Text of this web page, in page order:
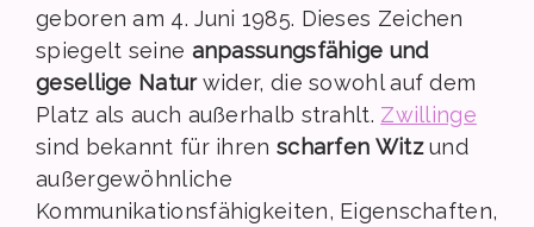
geboren am 4. Juni 1985. Dieses Zeichen
spiegelt seine anpassungsfähige und
gesellige Naturwider, die sowohl auf dem
Platz als auch außerhalb strahlt. Zwillinge
sind bekannt für ihren scharfen Witzund
außergewöhnliche
Kommunikationsfähigkeiten, Eigenschaften,